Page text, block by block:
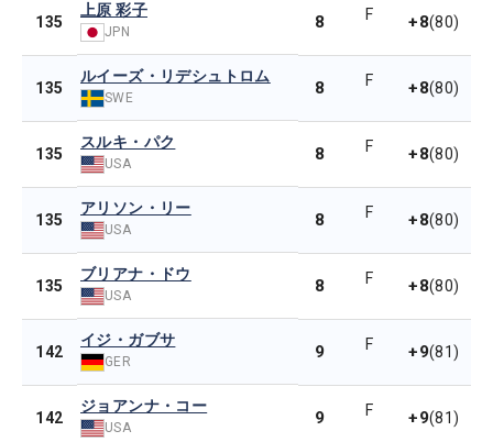
135
上原 彩子
JPN 8 F +8(80)
135
ルイーズ・リデシュトロム
SWE 8 F +8(80)
135
スルキ・パク
USA 8 F +8(80)
135
アリソン・リー
USA 8 F +8(80)
135
ブリアナ・ドウ
USA 8 F +8(80)
142
イジ・ガブサ
GER 9 F +9(81)
142
ジョアンナ・コー
USA 9 F +9(81)